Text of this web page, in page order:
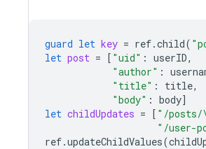
guard let key = ref.child(
let post = [ "uid" : userID,
"author" :
"title" : title,
"body" : body]
let childUpdates = [ "/posts/
"/user-
ref.updateChildValues(